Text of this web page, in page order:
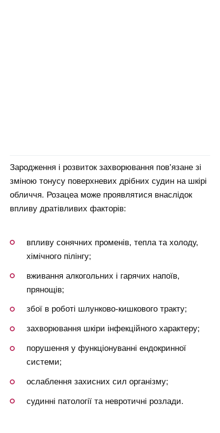
Зародження і розвиток захворювання пов’язане зі
зміною тонусу поверхневих дрібних судин на шкірі
обличчя. Розацеа може проявлятися внаслідок
впливу дратівливих факторів:
впливу сонячних променів, тепла та холоду,
хімічного пілінгу;
вживання алкогольних і гарячих напоїв,
прянощів;
збої в роботі шлунково-кишкового тракту;
захворювання шкіри інфекційного характеру;
порушення у функціонуванні ендокринної
системи;
ослаблення захисних сил організму;
судинні патології та невротичні розлади.